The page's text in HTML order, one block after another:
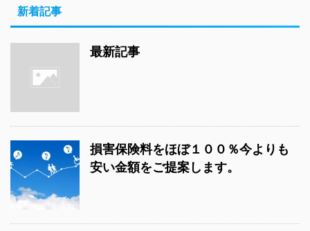
新着記事
最新記事
損害保険料をほぼ１００％今よりも
安い金額をご提案します。